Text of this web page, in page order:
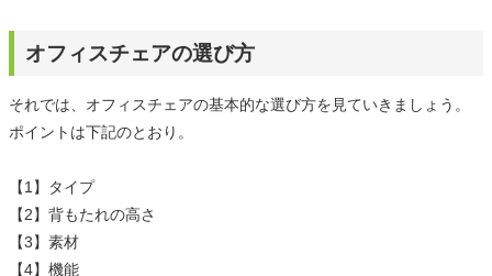
オフィスチェアの選び方
それでは、オフィスチェアの基本的な選び方を見ていきましょう。
ポイントは下記のとおり。
【1】タイプ
【2】背もたれの高さ
【3】素材
【4】機能